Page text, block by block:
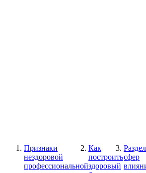
Признаки
нездоровой
профессиональной
Как
построить
здоровый
сфер